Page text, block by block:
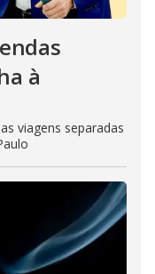
à
viagens separadas